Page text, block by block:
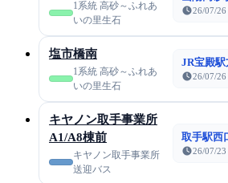
1系統 高砂～ふれあ
いの里生石
26/07/26
塩市橋南
1系統 高砂～ふれあ
いの里生石
JR宝殿
26/07/26
キヤノン取手事業所
A1/A8棟前
キヤノン取手事業所
送迎バス
取手駅西
26/07/23